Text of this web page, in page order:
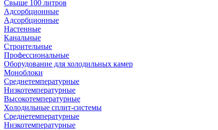
Свыше 100 литров
Адсорбционные
Адсорбционные
Настенные
Канальные
Строительные
Профессиональные
Оборудование для холодильных камер
Моноблоки
Среднетемпературные
Низкотемпературные
Высокотемпературные
Холодильные сплит-системы
Среднетемпературные
Низкотемпературные